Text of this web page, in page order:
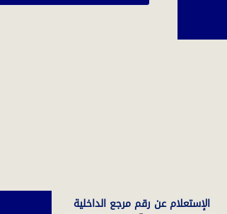
الإستعلام عن رقم مرجع الداخلية